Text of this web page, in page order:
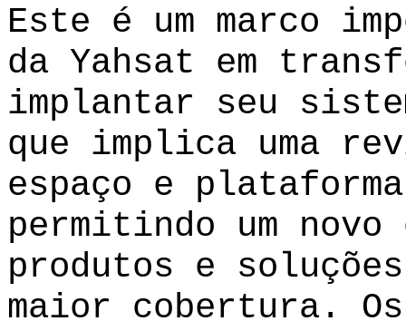
Este é um marco
da Yahsat em
implantar seu
que implica uma
espaço e
permitindo um
produtos e
maior cobertura.